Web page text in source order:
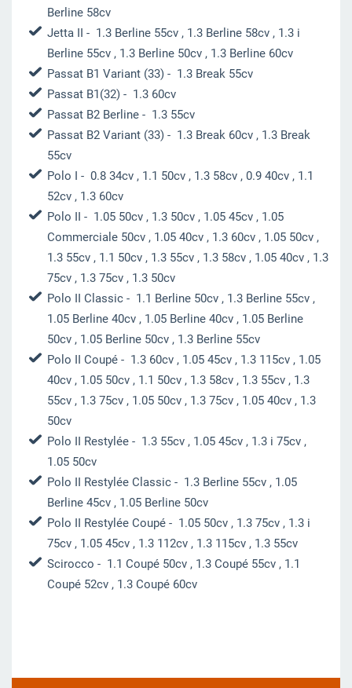
Berline 58cv
Jetta II - 1.3 Berline 55cv , 1.3 Berline 58cv , 1.3 i
Berline 55cv , 1.3 Berline 50cv , 1.3 Berline 60cv
Passat B1 Variant (33)- 1.3 Break 55cv
Passat B1(32)- 1.3 60cv
Passat B2 Berline- 1.3 55cv
Passat B2 Variant (33)- 1.3 Break 60cv , 1.3 Break
55cv
Polo I - 0.8 34cv , 1.1 50cv , 1.3 58cv , 0.9 40cv , 1.1
52cv , 1.3 60cv
Polo II - 1.05 50cv , 1.3 50cv , 1.05 45cv , 1.05
Commerciale 50cv , 1.05 40cv , 1.3 60cv , 1.05 50cv ,
1.3 55cv , 1.1 50cv , 1.3 55cv , 1.3 58cv , 1.05 40cv , 1.3
75cv , 1.3 75cv , 1.3 50cv
Polo II Classic- 1.1 Berline 50cv , 1.3 Berline 55cv ,
1.05 Berline 40cv , 1.05 Berline 40cv , 1.05 Berline
50cv , 1.05 Berline 50cv , 1.3 Berline 55cv
Polo II Coupé- 1.3 60cv , 1.05 45cv , 1.3 115cv , 1.05
40cv , 1.05 50cv , 1.1 50cv , 1.3 58cv , 1.3 55cv , 1.3
55cv , 1.3 75cv , 1.05 50cv , 1.3 75cv , 1.05 40cv , 1.3
50cv
Polo II Restylée- 1.3 55cv , 1.05 45cv , 1.3 i 75cv ,
1.05 50cv
Polo II Restylée Classic- 1.3 Berline 55cv , 1.05
Berline 45cv , 1.05 Berline 50cv
Polo II Restylée Coupé- 1.05 50cv , 1.3 75cv , 1.3 i
75cv , 1.05 45cv , 1.3 112cv , 1.3 115cv , 1.3 55cv
Scirocco - 1.1 Coupé 50cv , 1.3 Coupé 55cv , 1.1
Coupé 52cv , 1.3 Coupé 60cv